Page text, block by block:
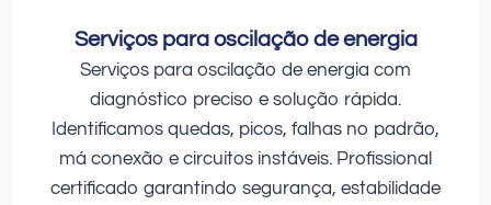
Serviços para oscilação de energia
Serviços para oscilação de energia com
diagnóstico preciso e solução rápida.
Identificamos quedas, picos, falhas no padrão,
má conexão e circuitos instáveis. Profissional
certificado garantindo segurança, estabilidade